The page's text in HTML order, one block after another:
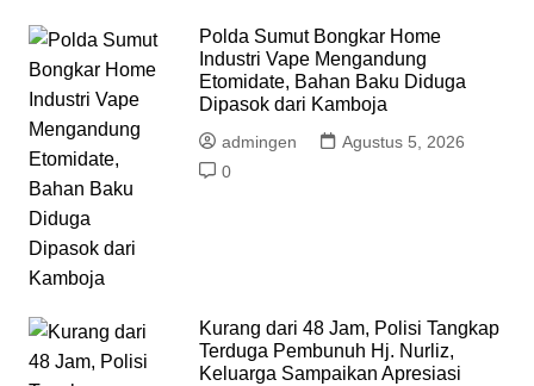
Polda Sumut Bongkar Home
Industri Vape Mengandung
Etomidate, Bahan Baku Diduga
Dipasok dari Kamboja
admingen
Agustus 5, 2026
0
Kurang dari 48 Jam, Polisi Tangkap
Terduga Pembunuh Hj. Nurliz,
Keluarga Sampaikan Apresiasi